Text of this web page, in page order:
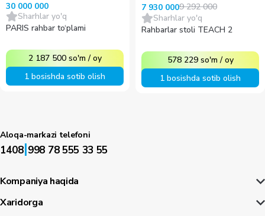
30 000 000
Sharhlar yo'q
PARIS rahbar to‘plami
2 187 500 so'm /oy
1 bosishda sotib olish
7 930 0009 292 000
Sharhlar yo'q
Rahbarlar stoli TEACH 2
578 229 so'm /oy
1 bosishda sotib olish
Aloqa-markazi telefoni
1408|998 78 555 33 55
Kompaniya haqida
Xaridorga